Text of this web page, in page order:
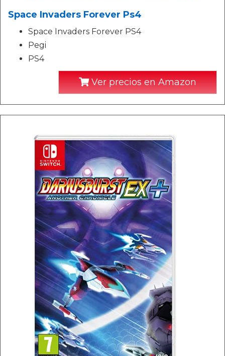
Space Invaders Forever Ps4
Space Invaders Forever PS4
Pegi
PS4
Ver precios en Amazon